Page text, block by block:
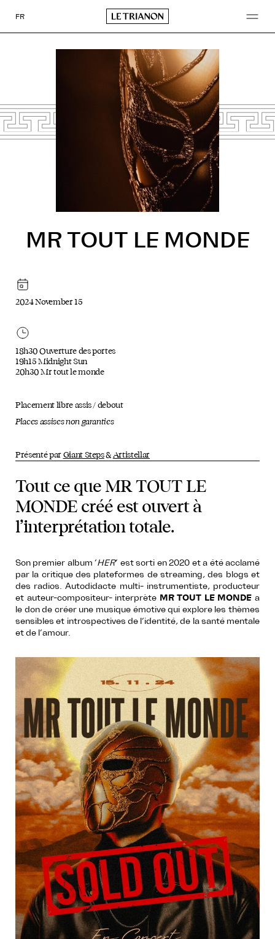
toFR
MR TOUT LE MONDE
Tout ce que MR TOUT LE
MONDE créé est ouvert à
l’interprétation totale.
Son premier album ‘HER’ est sorti en 2020 et a été acclamé
par la critique des plateformes de streaming, des blogs et
des radios. Autodidacte multi- instrumentiste, producteur
et auteur-compositeur- interprète MR TOUT LE MONDE a
le don de créer une musique émotive qui explore les thèmes
sensibles et introspectives de l’identité, de la santé mentale
et de l’amour.
2024 November 15
18h30 Ouverture des portes
19h15 Midnight Sun
20h30 Mr tout le monde
Placement libre assis / debout
Places assises non garanties
Présenté par Giant Steps& Artistellar